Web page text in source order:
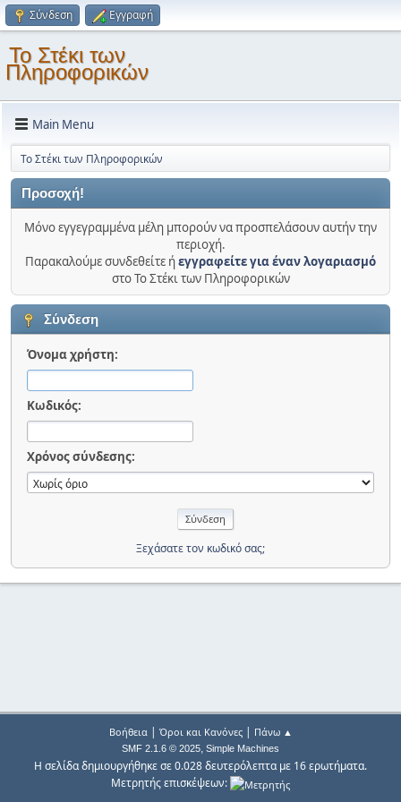
Σύνδεση Εγγραφή
Το Στέκι των
Πληροφορικών
Main Menu
Το Στέκι των Πληροφορικών
Προσοχή!
Μόνο εγγεγραμμένα μέλη μπορούν να προσπελάσουν αυτήν την
περιοχή.
Παρακαλούμε συνδεθείτε ήεγγραφείτε για έναν λογαριασμό
στο Το Στέκι των Πληροφορικών
Σύνδεση
Όνομα χρήστη:
Κωδικός:
Χρόνος σύνδεσης:
Ξεχάσατε τον κωδικό σας;
Βοήθεια| Όροι και Κανόνες| Πάνω ▲
SMF 2.1.6 © 2025, Simple Machines
Η σελίδα δημιουργήθηκε σε 0.028 δευτερόλεπτα με 16 ερωτήματα.
Μετρητής επισκέψεων: